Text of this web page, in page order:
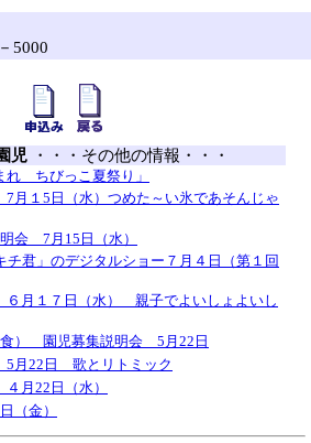
5000
児 ・・・その他の情報・・・
れ ちびっこ夏祭り」
月１5日（水）つめた～い氷であそんじゃ
会 7月15日（水）
チ君」のデジタルショー７月４日（第１回
６月１７日（水） 親子でよいしょよいし
食） 園児募集説明会 5月22日
5月22日 歌とリトミック
月22日（水）
（金）
!」２月１１日（水）